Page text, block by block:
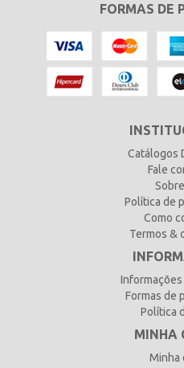
FORMAS DE
Catálogos
Fale
Política de
Como
Termos &
Formas de
Política
MINHA
Minha